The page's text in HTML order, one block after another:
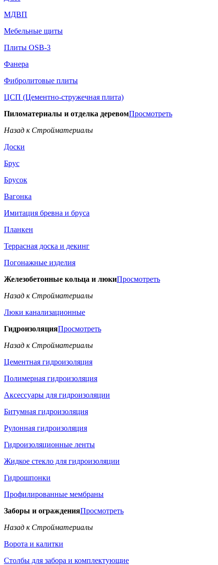
МДВП
Мебельные щиты
Плиты OSB-3
Фанера
Фибролитовые плиты
ЦСП (Цементно-стружечная плита)
Пиломатериалы и отделка деревомПросмотреть
Назад к Стройматериалы
Доски
Брус
Брусок
Вагонка
Имитация бревна и бруса
Планкен
Террасная доска и декинг
Погонажные изделия
Железобетонные кольца и люкиПросмотреть
Назад к Стройматериалы
Люки канализационные
ГидроизоляцияПросмотреть
Назад к Стройматериалы
Цементная гидроизоляция
Полимерная гидроизоляция
Аксессуары для гидроизоляции
Битумная гидроизоляция
Рулонная гидроизоляция
Гидроизоляционные ленты
Жидкое стекло для гидроизоляции
Гидрошпонки
Профилированные мембраны
Заборы и огражденияПросмотреть
Назад к Стройматериалы
Ворота и калитки
Столбы для забора и комплектующие